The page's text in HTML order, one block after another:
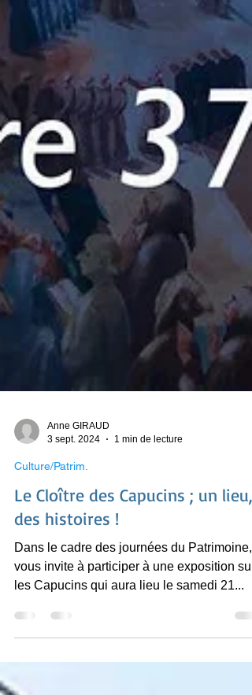
3 sept. 2024
1 min de lecture
Culture/Patrim.
Le Cloître des Capucins ; un lieu,
des histoires !
vous invite à participer à une exposition sur
les Capucins qui aura lieu le samedi 21...